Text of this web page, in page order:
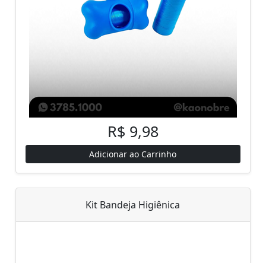
R$ 9,98
Adicionar ao Carrinho
Kit Bandeja Higiênica